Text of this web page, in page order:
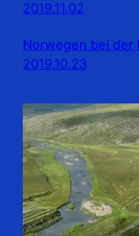
2019.11.02
Norwegen bei
2019.10.23